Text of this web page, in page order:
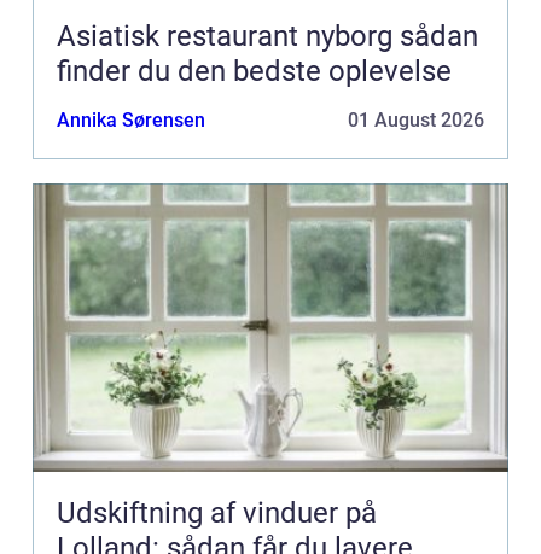
Asiatisk restaurant nyborg sådan
finder du den bedste oplevelse
Annika Sørensen 01 August 2026
Udskiftning af vinduer på